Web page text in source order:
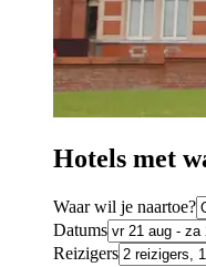
Hotels met
Waar wil je naartoe?
Datums
Reizigers